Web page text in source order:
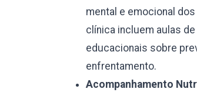
mental e emocional
clínica incluem aulas
educacionais sobre
enfrentamento.
Acompanhamento